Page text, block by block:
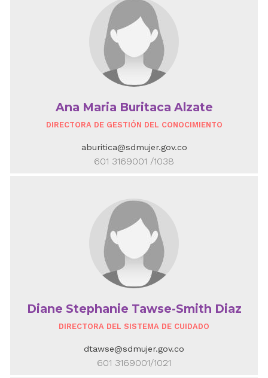
Diane Stephanie Tawse-Smith Diaz
DIRECTORA DEL SISTEMA DE CUIDADO
dtawse@sdmujer.gov.co
601 3169001/1021
Ana Maria Buritaca Alzate
DIRECTORA DE GESTIÓN DEL CONOCIMIENTO
aburitica@sdmujer.gov.co
601 3169001 /1038